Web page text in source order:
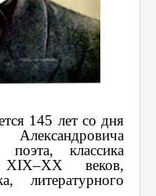
145 лет со дня
классика
ХIХ–ХХ веков,
литературного